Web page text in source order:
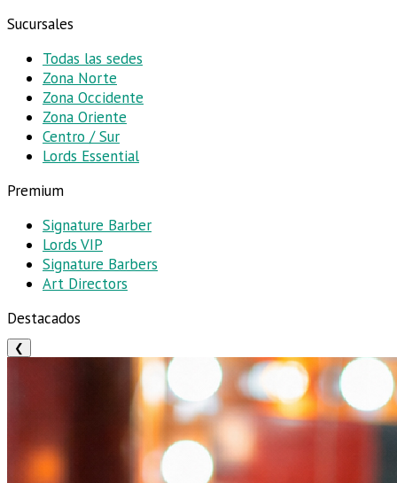
Sucursales
Todas las sedes
Zona Norte
Zona Occidente
Zona Oriente
Centro / Sur
Lords Essential
Premium
Signature Barber
Lords VIP
Signature Barbers
Art Directors
Destacados
❮